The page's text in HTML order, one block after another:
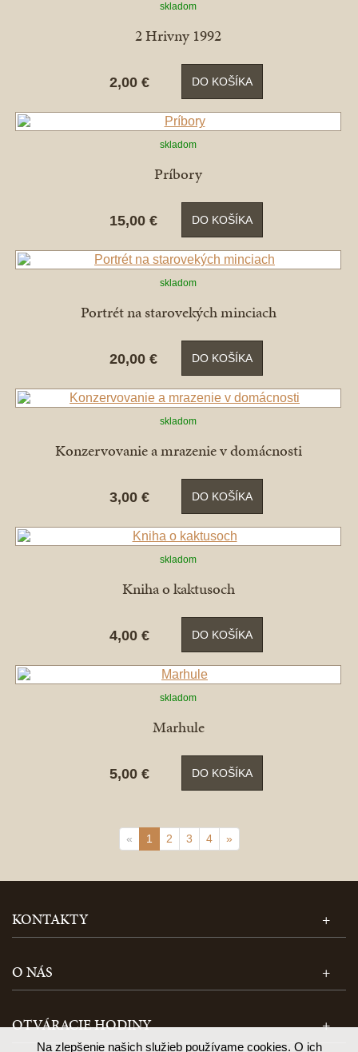
skladom
2 Hrivny 1992
2,00 € DO KOŠÍKA
skladom
Príbory
15,00 € DO KOŠÍKA
skladom
Portrét na starovekých minciach
20,00 € DO KOŠÍKA
skladom
Konzervovanie a mrazenie v domácnosti
3,00 € DO KOŠÍKA
skladom
Kniha o kaktusoch
4,00 € DO KOŠÍKA
skladom
Marhule
5,00 € DO KOŠÍKA
« 1 2 3 4 »
KONTAKTY
O NÁS
OTVÁRACIE HODINY
Na zlepšenie našich služieb používame cookies. O ich